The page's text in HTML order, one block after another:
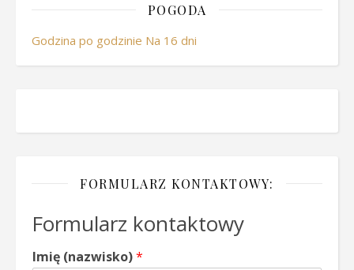
POGODA
Godzina po godzinie Na 16 dni
FORMULARZ KONTAKTOWY:
Formularz kontaktowy
Imię (nazwisko)*